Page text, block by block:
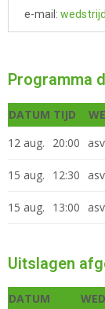
e-mail:
Programma
DATUM TIJD
12 aug.
20:00
15 aug. 12:30
15 aug. 13:00
Uitslagen
DATUM